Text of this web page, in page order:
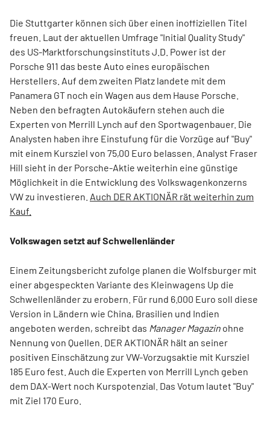
Die Stuttgarter können sich über einen inoffiziellen Titel
freuen. Laut der aktuellen Umfrage "Initial Quality Study"
des US-Marktforschungsinstituts J.D. Power ist der
Porsche 911 das beste Auto eines europäischen
Herstellers. Auf dem zweiten Platz landete mit dem
Panamera GT noch ein Wagen aus dem Hause Porsche.
Neben den befragten Autokäufern stehen auch die
Experten von Merrill Lynch auf den Sportwagenbauer. Die
Analysten haben ihre Einstufung für die Vorzüge auf "Buy"
mit einem Kursziel von 75,00 Euro belassen. Analyst Fraser
Hill sieht in der Porsche-Aktie weiterhin eine günstige
Möglichkeit in die Entwicklung des Volkswagenkonzerns
VW zu investieren. Auch DER AKTIONÄR rät weiterhin zum
Kauf.
Volkswagen setzt auf Schwellenländer
Einem Zeitungsbericht zufolge planen die Wolfsburger mit
einer abgespeckten Variante des Kleinwagens Up die
Schwellenländer zu erobern. Für rund 6.000 Euro soll diese
Version in Ländern wie China, Brasilien und Indien
angeboten werden, schreibt das Manager Magazin ohne
Nennung von Quellen. DER AKTIONÄR hält an seiner
positiven Einschätzung zur VW-Vorzugsaktie mit Kursziel
185 Euro fest. Auch die Experten von Merrill Lynch geben
dem DAX-Wert noch Kurspotenzial. Das Votum lautet "Buy"
mit Ziel 170 Euro.